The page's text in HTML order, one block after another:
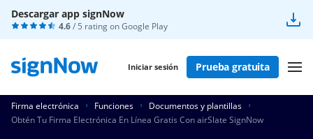
Descargar app signNow
4.6/ 5 rating onGoogle Play
Iniciar sesión Prueba gratuita
Firma electrónica Funciones
Documentos y plantillas
Obtén Tu Firma Electrónica En Línea Gratis Con airSlate SignNow